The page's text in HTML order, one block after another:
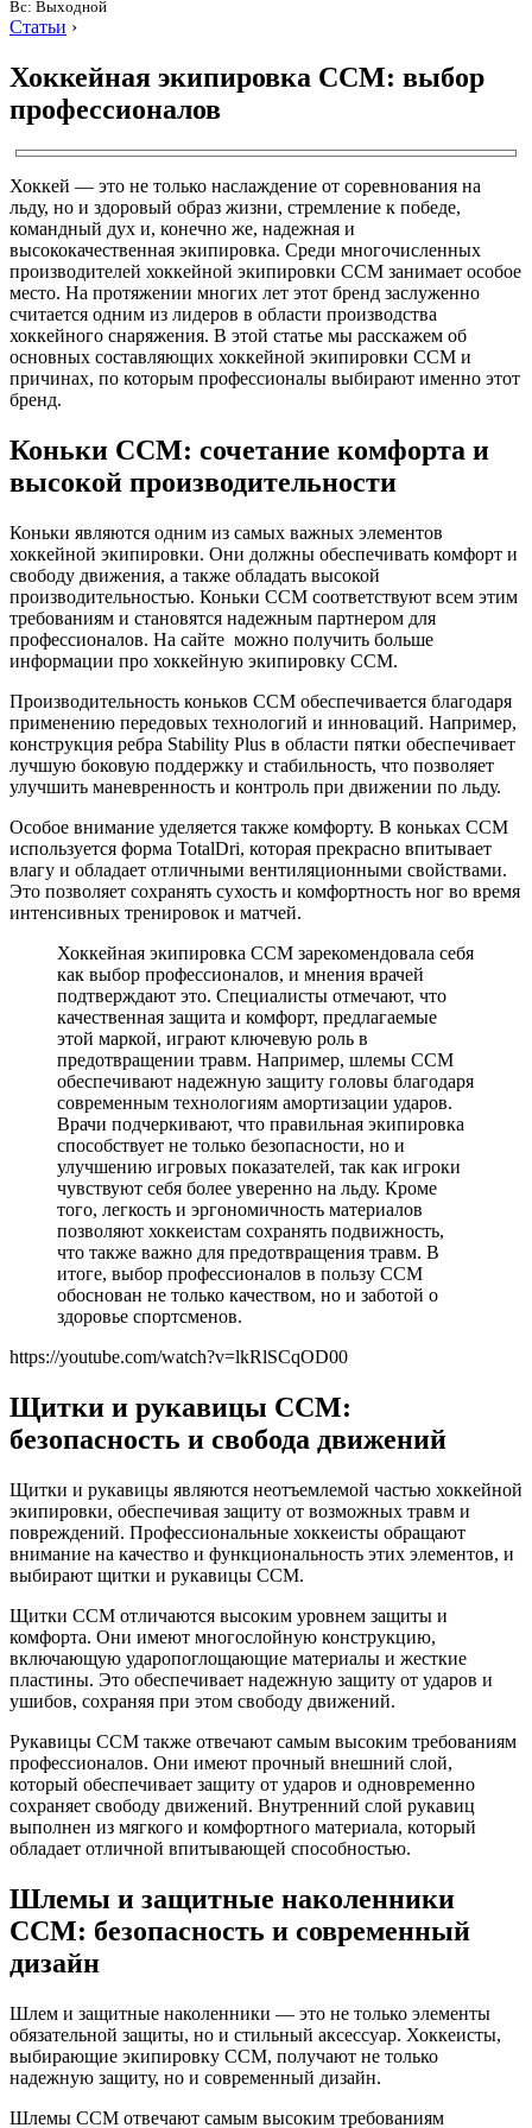
Вс: Выходной
Статьи ›
Хоккейная экипировка CCM: выбор
профессионалов
Хоккей — это не только наслаждение от соревнования на
льду, но и здоровый образ жизни, стремление к победе,
командный дух и, конечно же, надежная и
высококачественная экипировка. Среди многочисленных
производителей хоккейной экипировки CCM занимает особое
место. На протяжении многих лет этот бренд заслуженно
считается одним из лидеров в области производства
хоккейного снаряжения. В этой статье мы расскажем об
основных составляющих хоккейной экипировки CCM и
причинах, по которым профессионалы выбирают именно этот
бренд.
Коньки CCM: сочетание комфорта и
высокой производительности
Коньки являются одним из самых важных элементов
хоккейной экипировки. Они должны обеспечивать комфорт и
свободу движения, а также обладать высокой
производительностью. Коньки CCM соответствуют всем этим
требованиям и становятся надежным партнером для
профессионалов. На сайте можно получить больше
информации про хоккейную экипировку CCM.
Производительность коньков CCM обеспечивается благодаря
применению передовых технологий и инноваций. Например,
конструкция ребра Stability Plus в области пятки обеспечивает
лучшую боковую поддержку и стабильность, что позволяет
улучшить маневренность и контроль при движении по льду.
Особое внимание уделяется также комфорту. В коньках CCM
используется форма TotalDri, которая прекрасно впитывает
влагу и обладает отличными вентиляционными свойствами.
Это позволяет сохранять сухость и комфортность ног во время
интенсивных тренировок и матчей.
Хоккейная экипировка CCM зарекомендовала себя
как выбор профессионалов, и мнения врачей
подтверждают это. Специалисты отмечают, что
качественная защита и комфорт, предлагаемые
этой маркой, играют ключевую роль в
предотвращении травм. Например, шлемы CCM
обеспечивают надежную защиту головы благодаря
современным технологиям амортизации ударов.
Врачи подчеркивают, что правильная экипировка
способствует не только безопасности, но и
улучшению игровых показателей, так как игроки
чувствуют себя более уверенно на льду. Кроме
того, легкость и эргономичность материалов
позволяют хоккеистам сохранять подвижность,
что также важно для предотвращения травм. В
итоге, выбор профессионалов в пользу CCM
обоснован не только качеством, но и заботой о
здоровье спортсменов.
https://youtube.com/watch?v=lkRlSCqOD00
Щитки и рукавицы CCM:
безопасность и свобода движений
Щитки и рукавицы являются неотъемлемой частью хоккейной
экипировки, обеспечивая защиту от возможных травм и
повреждений. Профессиональные хоккеисты обращают
внимание на качество и функциональность этих элементов, и
выбирают щитки и рукавицы CCM.
Щитки CCM отличаются высоким уровнем защиты и
комфорта. Они имеют многослойную конструкцию,
включающую ударопоглощающие материалы и жесткие
пластины. Это обеспечивает надежную защиту от ударов и
ушибов, сохраняя при этом свободу движений.
Рукавицы CCM также отвечают самым высоким требованиям
профессионалов. Они имеют прочный внешний слой,
который обеспечивает защиту от ударов и одновременно
сохраняет свободу движений. Внутренний слой рукавиц
выполнен из мягкого и комфортного материала, который
обладает отличной впитывающей способностью.
Шлемы и защитные наколенники
CCM: безопасность и современный
дизайн
Шлем и защитные наколенники — это не только элементы
обязательной защиты, но и стильный аксессуар. Хоккеисты,
выбирающие экипировку CCM, получают не только
надежную защиту, но и современный дизайн.
Шлемы CCM отвечают самым высоким требованиям